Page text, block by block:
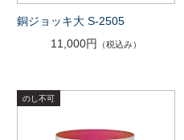
銅ジョッキ大 S-2505
11,000円
（税込み）